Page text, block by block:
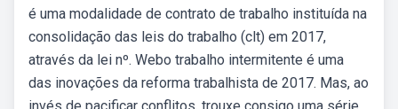
é uma modalidade de contrato de trabalho instituída na
consolidação das leis do trabalho (clt) em 2017,
através da lei nº. Webo trabalho intermitente é uma
das inovações da reforma trabalhista de 2017. Mas, ao